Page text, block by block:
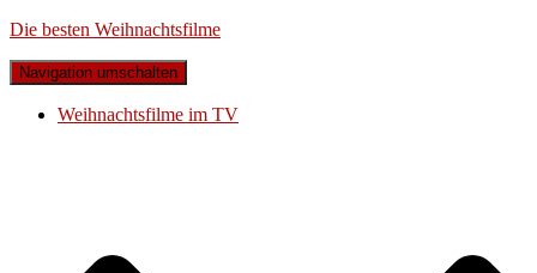
Die besten Weihnachtsfilme
Navigation umschalten
Weihnachtsfilme im TV